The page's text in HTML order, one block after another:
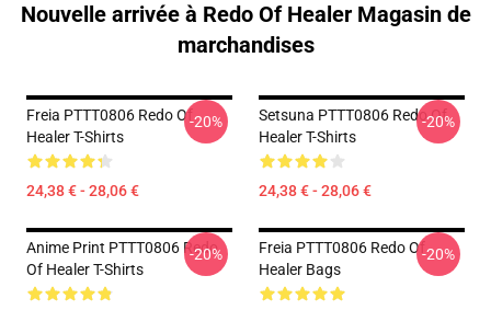
Nouvelle arrivée à Redo Of Healer Magasin de
marchandises
Freia PTTT0806 Redo Of
Healer T-Shirts
24,38 € - 28,06 €
-20%
Setsuna PTTT0806 Redo Of
Healer T-Shirts
24,38 € - 28,06 €
-20%
Anime Print PTTT0806 Redo
Of Healer T-Shirts
-20%
Freia PTTT0806 Redo Of
Healer Bags
-20%